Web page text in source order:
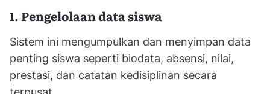
1. Pengelolaan data siswa
Sistem ini mengumpulkan dan menyimpan data
penting siswa seperti biodata, absensi, nilai,
prestasi, dan catatan kedisiplinan secara